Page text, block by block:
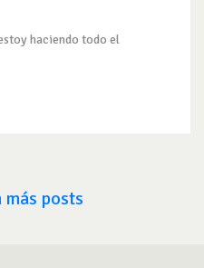
haciendo todo el
más posts